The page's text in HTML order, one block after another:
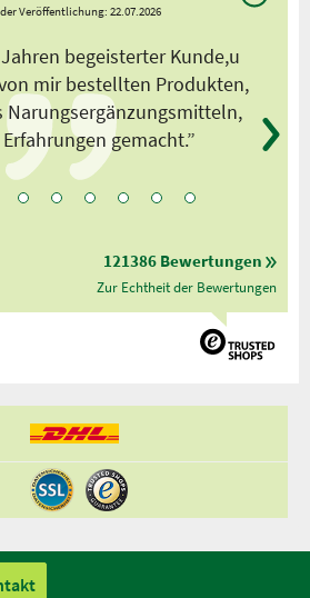
Veröffentlichung: 22.07.2026
begeisterter Kunde,u
mir bestellten Produkten,
Narungsergänzungsmitteln,
gemacht.”
121386 Bewertungen
Zur Echtheit der Bewertungen